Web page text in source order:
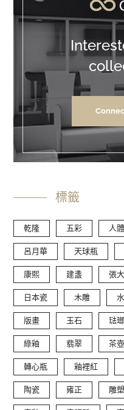
標籤
乾隆 五彩 人體
呂月華 天球瓶
康熙 建盞 張
日本瓷 木雕
版畫 玉石 琺
綠釉 翡翠 茶壺
轉心瓶 釉裡紅
陶瓷 雍正 雕塑